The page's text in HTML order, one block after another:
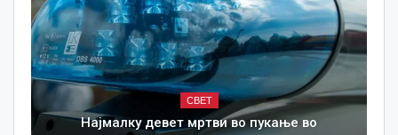
СВЕТ
Најмалку девет мртви во пукање во